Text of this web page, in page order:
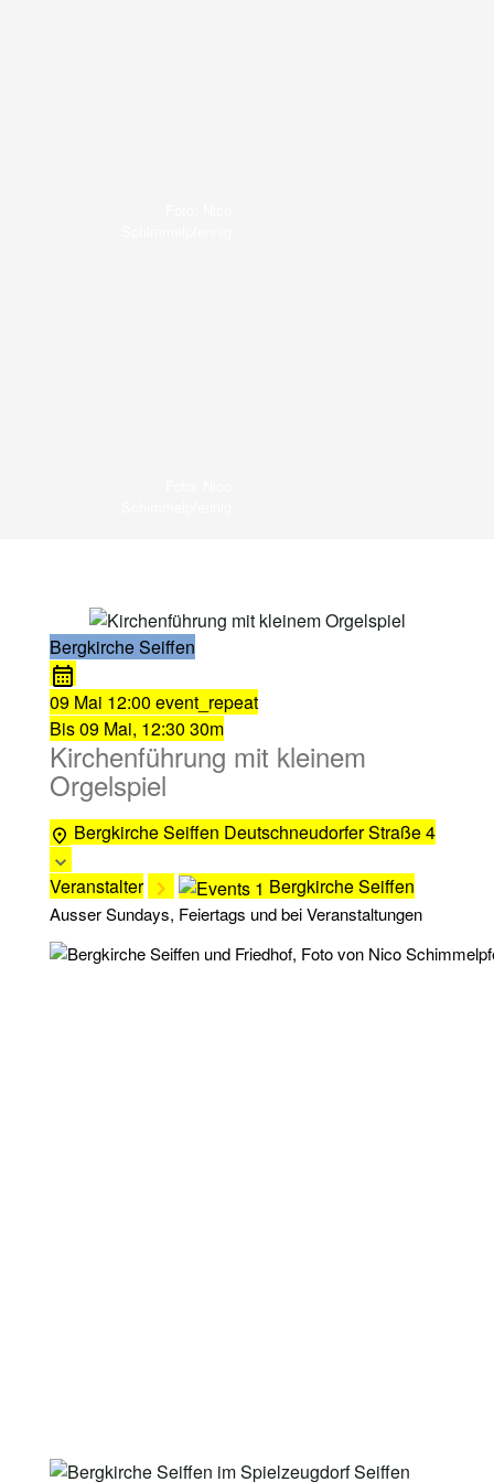
Bergkirche Seiffen
09 Mai 12:00 event_repeat
Bis09 Mai, 12:30 30m
Kirchenführung mit kleinem
Orgelspiel
Bergkirche Seiffen Deutschneudorfer Straße 4
Veranstalter Bergkirche Seiffen
Ausser Sundays, Feiertags und bei Veranstaltungen